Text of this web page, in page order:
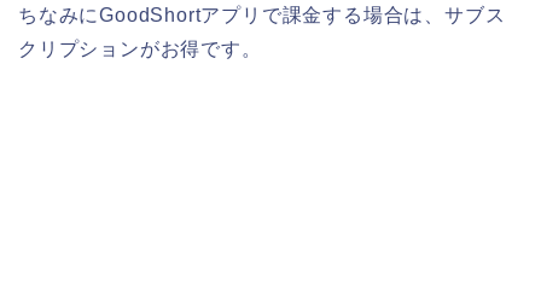
ちなみにGoodShortアプリで課金する場合は、サブス
クリプションがお得です。